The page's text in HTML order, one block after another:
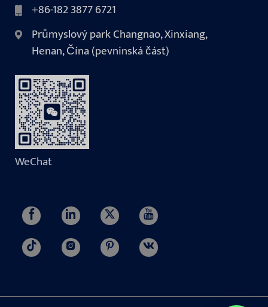
+86-182 3877 6721
Průmyslový park Changnao, Xinxiang,
Henan, Čína (pevninská část)
WeChat